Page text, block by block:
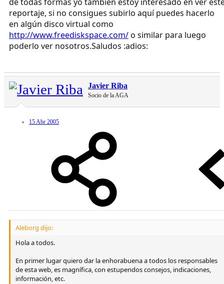
reportaje, si no consigues subirlo aquí puedes hacerlo
en algún disco virtual como
http://www.freediskspace.com/o similar para luego
poderlo ver nosotros.Saludos :adios:
Javier Riba
Socio de la AGA
15 Abr 2005
Aleborg dijo:
Hola a todos.
En primer lugar quiero dar la enhorabuena a todos los responsables
de esta web, es magnífica, con estupendos consejos, indicaciones,
información, etc.